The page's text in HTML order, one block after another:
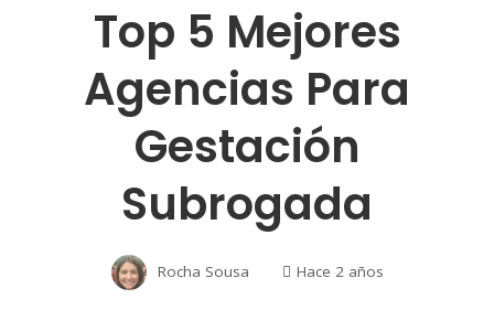
Top 5 Mejores
Agencias Para
Gestación
Subrogada
Rocha Sousa Hace 2 años